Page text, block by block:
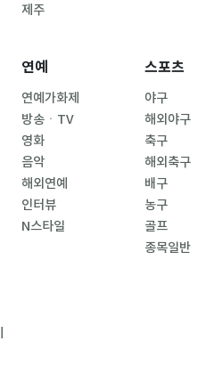
제주
연예
연예가화제
방송ㆍTV
영화
음악
해외연예
인터뷰
N스타일
스포츠
야구
해외야구
축구
해외축구
배구
농구
골프
종목일반